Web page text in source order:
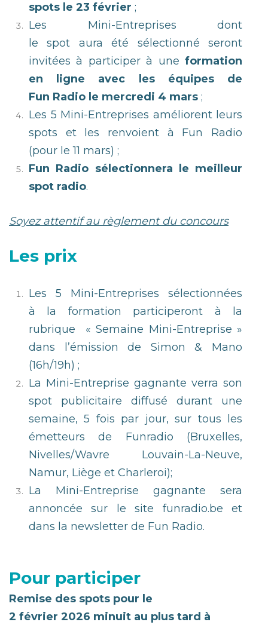
spots le 23 février ;
Les Mini-Entreprises dont
le spot aura été sélectionné seront
invitées à participer à une formation
en ligne avec les équipes de
Fun Radio le mercredi 4 mars ;
Les 5 Mini-Entreprises améliorent leurs
spots et les renvoient à Fun Radio
(pour le 11 mars) ;
Fun Radio sélectionnera le meilleur
spot radio.
Soyez attentif au règlement du concours
Les prix
Les 5 Mini-Entreprises sélectionnées
à la formation participeront à la
rubrique « Semaine Mini-Entreprise »
dans l’émission de Simon & Mano
(16h/19h) ;
La Mini-Entreprise gagnante verra son
spot publicitaire diffusé durant une
semaine, 5 fois par jour, sur tous les
émetteurs de Funradio (Bruxelles,
Nivelles/Wavre Louvain-La-Neuve,
Namur, Liège et Charleroi);
La Mini-Entreprise gagnante sera
annoncée sur le site funradio.be et
dans la newsletter de Fun Radio.
Pour participer
Remise des spots pour le
2 février 2026 minuit au plus tard à